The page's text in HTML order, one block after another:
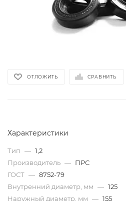
ОТЛОЖИТЬ СРАВНИТЬ
Характеристики
Тип — 1,2
Производитель — ПРС
ГОСТ — 8752-79
Внутренний диаметр, мм — 125
Наружный диаметр, мм — 155